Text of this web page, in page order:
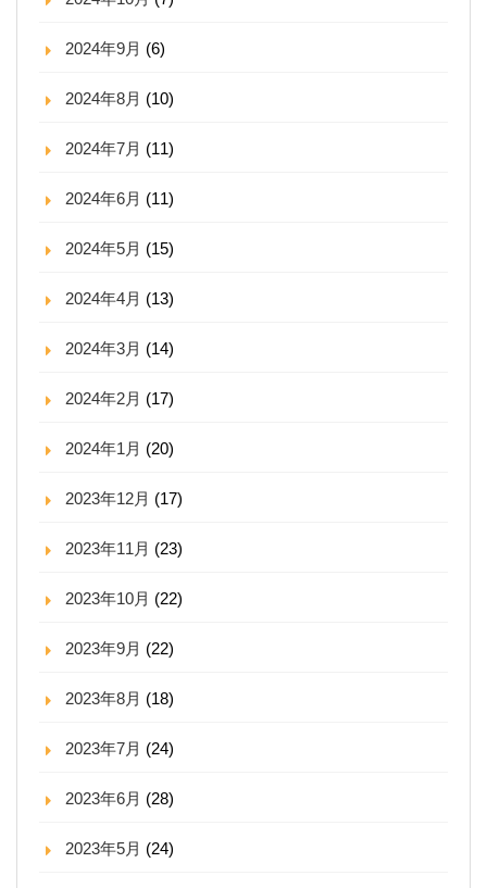
2024年9月 (6)
2024年8月 (10)
2024年7月 (11)
2024年6月 (11)
2024年5月 (15)
2024年4月 (13)
2024年3月 (14)
2024年2月 (17)
2024年1月 (20)
2023年12月 (17)
2023年11月 (23)
2023年10月 (22)
2023年9月 (22)
2023年8月 (18)
2023年7月 (24)
2023年6月 (28)
2023年5月 (24)